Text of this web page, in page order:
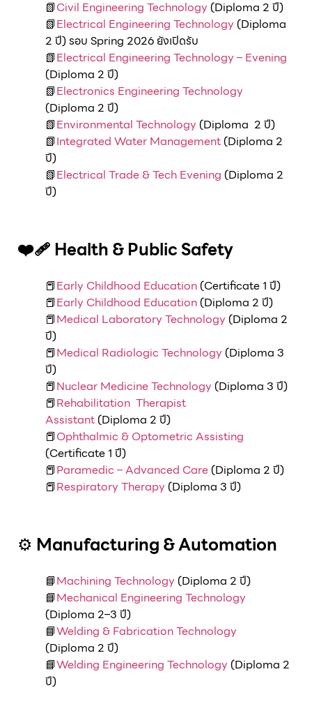
📗Civil Engineering Technology (Diploma 2 ปี)
📗Electrical Engineering Technology (Diploma
2 ปี) รอบ Spring 2026 ยังเปิดรับ
📗Electrical Engineering Technology – Evening
(Diploma 2 ปี)
📗Electronics Engineering Technology
(Diploma 2 ปี)
📗Environmental Technology (Diploma 2 ปี)
📗Integrated Water Management(Diploma 2
ปี)
📗Electrical Trade & Tech Evening (Diploma 2
ปี)
❤️‍🩹 Health & Public Safety
📕Early Childhood Education(Certificate 1 ปี)
📕Early Childhood Education(Diploma 2 ปี)
📕Medical Laboratory Technology (Diploma 2
ปี)
📕Medical Radiologic Technology (Diploma 3
ปี)
📕Nuclear Medicine Technology (Diploma 3 ปี)
📕Rehabilitation Therapist
Assistant(Diploma 2 ปี)
📕Ophthalmic & Optometric Assisting
(Certificate 1 ปี)
📕Paramedic – Advanced Care(Diploma 2 ปี)
📕Respiratory Therapy (Diploma 3 ปี)
⚙ Manufacturing & Automation
📘Machining Technology (Diploma 2 ปี)
📘Mechanical Engineering Technology
(Diploma 2–3 ปี)
📘Welding & Fabrication Technology
(Diploma 2 ปี)
📘Welding Engineering Technology (Diploma 2
ปี)